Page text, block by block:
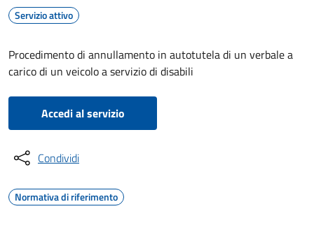
Servizio attivo
Procedimento di annullamento in autotutela di un verbale a
carico di un veicolo a servizio di disabili
Accedi al servizio
Condividi
Normativa di riferimento